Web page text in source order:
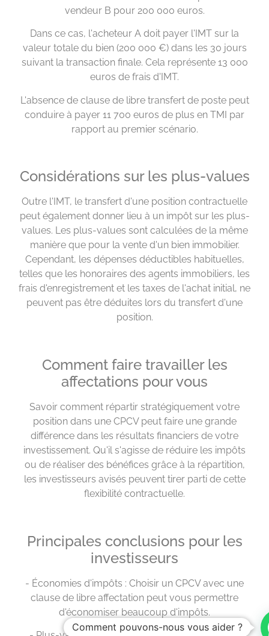
vendeur B pour 200 000 euros.
Dans ce cas, l'acheteur A doit payer l'IMT sur la
valeur totale du bien (200 000 €) dans les 30 jours
suivant la transaction finale. Cela représente 13 000
euros de frais d'IMT.
L'absence de clause de libre transfert de poste peut
conduire à payer 11 700 euros de plus en TMI par
rapport au premier scénario.
Considérations sur les plus-values
Outre l'IMT, le transfert d'une position contractuelle
peut également donner lieu à un impôt sur les plus-
values. Les plus-values sont calculées de la même
manière que pour la vente d'un bien immobilier.
Cependant, les dépenses déductibles habituelles,
telles que les honoraires des agents immobiliers, les
frais d'enregistrement et les taxes de l'achat initial, ne
peuvent pas être déduites lors du transfert d'une
position.
Comment faire travailler les
affectations pour vous
Savoir comment répartir stratégiquement votre
position dans une CPCV peut faire une grande
différence dans les résultats financiers de votre
investissement. Qu'il s'agisse de réduire les impôts
ou de réaliser des bénéfices grâce à la répartition,
les investisseurs avisés peuvent tirer parti de cette
flexibilité contractuelle.
Principales conclusions pour les
investisseurs
- Économies d'impôts : Choisir un CPCV avec une
clause de libre affectation peut vous permettre
d'économiser beaucoup d'impôts.
Comment pouvons-nous vous aider ?